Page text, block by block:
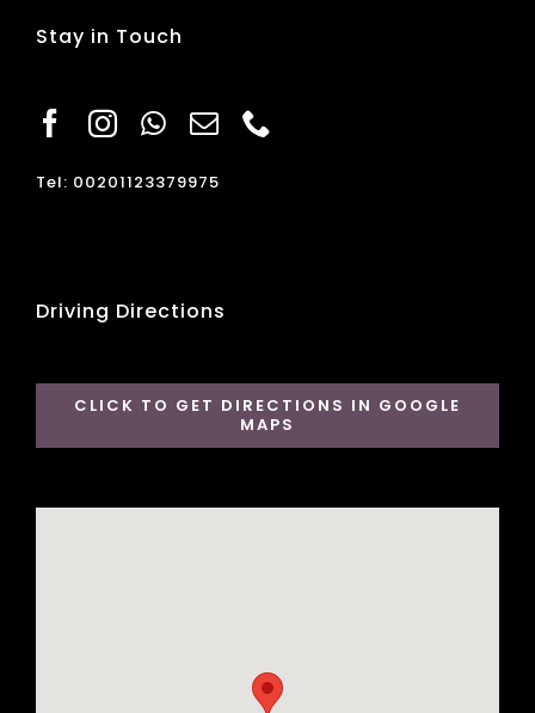
Stay in Touch
Tel: 00201123379975
Driving Directions
CLICK TO GET DIRECTIONS IN GOOGLE
MAPS